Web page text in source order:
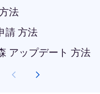
法
請 方法
アップデート 方法